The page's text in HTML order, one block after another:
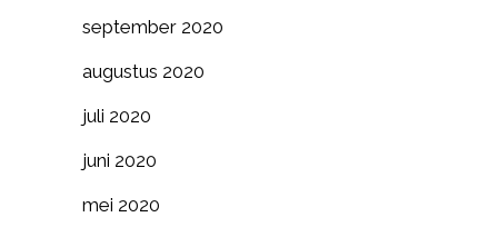
september 2020
augustus 2020
juli 2020
juni 2020
mei 2020